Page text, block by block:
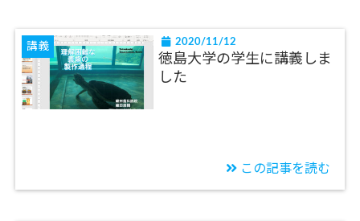
講義 2020/11/12
徳島大学の学生に講義しま
した
この記事を読む